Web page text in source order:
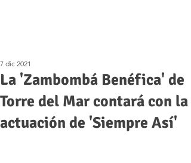
La 'Zambombá Benéfica' de
Torre del Mar contará con la
actuación de 'Siempre Así'
7 dic 2021